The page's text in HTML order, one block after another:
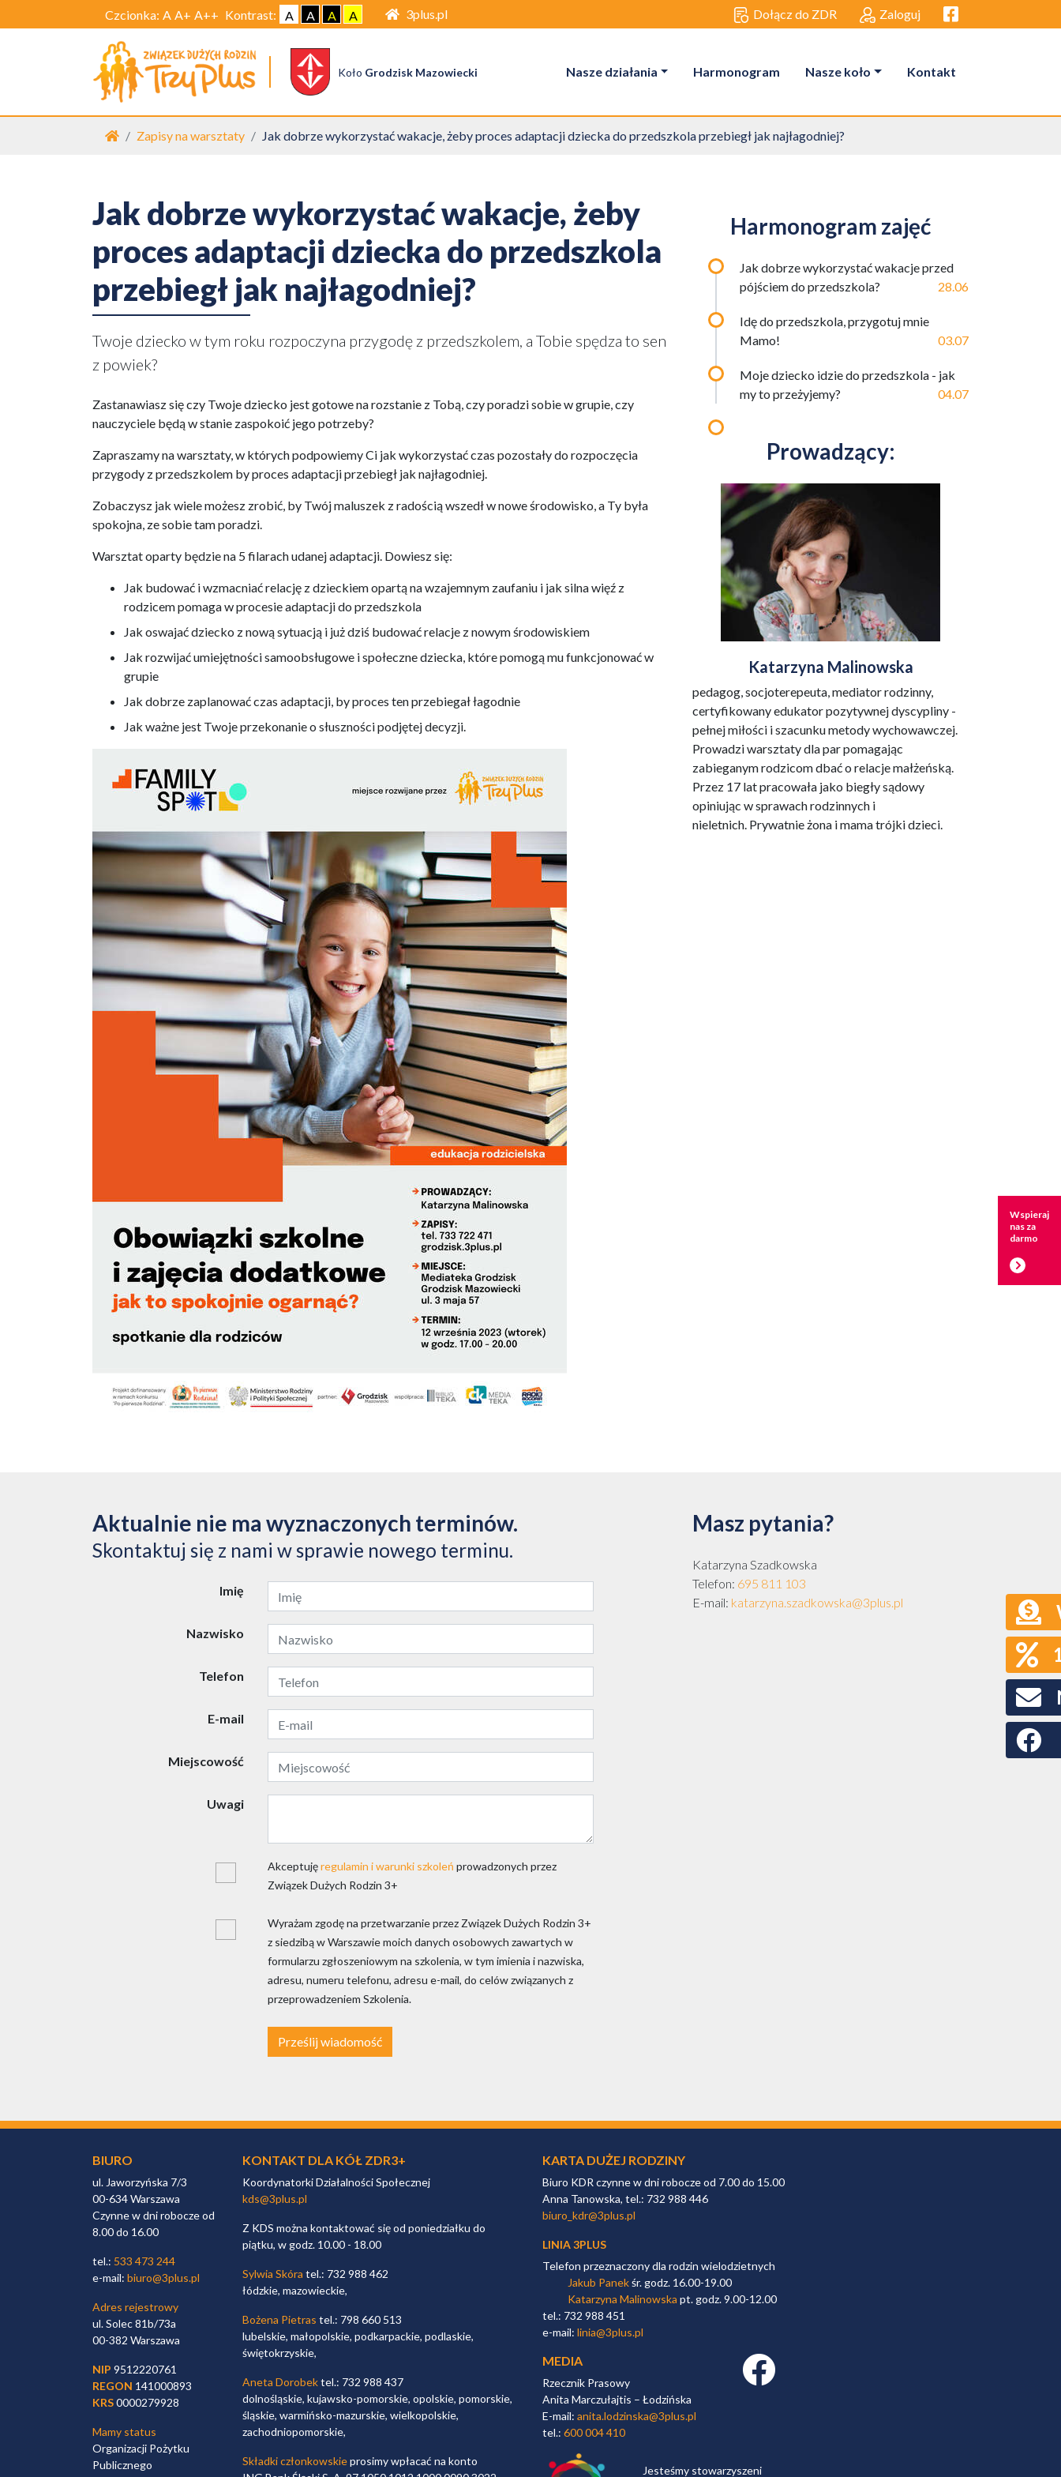
Czcionka: A A+ A++ Kontrast: A A A A 3plus.pl Dołącz do ZDR Zaloguj Facebook link
Koło Grodzisk Mazowiecki Nasze działania Harmonogram Nasze koło Kontakt
Strona główna
Zapisy na warsztaty Jak dobrze wykorzystać wakacje, żeby proces adaptacji dziecka do przedszkola przebiegł jak najłagodniej?
Jak dobrze wykorzystać wakacje, żeby
proces adaptacji dziecka do przedszkola
przebiegł jak najłagodniej?
Twoje dziecko w tym roku rozpoczyna przygodę z przedszkolem, a Tobie spędza to sen
z powiek?
Zastanawiasz się czy Twoje dziecko jest gotowe na rozstanie z Tobą, czy poradzi sobie w grupie, czy
nauczyciele będą w stanie zaspokoić jego potrzeby?
Zapraszamy na warsztaty, w których podpowiemy Ci jak wykorzystać czas pozostały do rozpoczęcia
przygody z przedszkolem by proces adaptacji przebiegł jak najłagodniej.
Zobaczysz jak wiele możesz zrobić, by Twój maluszek z radością wszedł w nowe środowisko, a Ty była
spokojna, ze sobie tam poradzi.
Warsztat oparty będzie na 5 filarach udanej adaptacji. Dowiesz się:
Jak budować i wzmacniać relację z dzieckiem opartą na wzajemnym zaufaniu i jak silna więź z
rodzicem pomaga w procesie adaptacji do przedszkola
Jak oswajać dziecko z nową sytuacją i już dziś budować relacje z nowym środowiskiem
Jak rozwijać umiejętności samoobsługowe i społeczne dziecka, które pomogą mu funkcjonować w
grupie
Jak dobrze zaplanować czas adaptacji, by proces ten przebiegał łagodnie
Jak ważne jest Twoje przekonanie o słuszności podjętej decyzji.
Harmonogram zajęć
Jak dobrze wykorzystać wakacje przed
pójściem do przedszkola?
28.06
Idę do przedszkola, przygotuj mnie
Mamo!
03.07
Moje dziecko idzie do przedszkola - jak
my to przeżyjemy?
04.07
Prowadzący:
Katarzyna Malinowska
pedagog, socjoterepeuta, mediator rodzinny,
certyfikowany edukator pozytywnej dyscypliny -
pełnej miłości i szacunku metody wychowawczej.
Prowadzi warsztaty dla par pomagając
zabieganym rodzicom dbać o relacje małżeńską.
Przez 17 lat pracowała jako biegły sądowy
opiniując w sprawach rodzinnych i
nieletnich. Prywatnie żona i mama trójki dzieci.
Aktualnie nie ma wyznaczonych terminów.
Skontaktuj się z nami w sprawie nowego terminu.
Imię
Nazwisko
Telefon
E-mail
Miejscowość
Uwagi
Akceptujęregulamin i warunki szkoleń prowadzonych przez
Związek Dużych Rodzin 3+
Wyrażam zgodę na przetwarzanie przez Związek Dużych Rodzin 3+
z siedzibą w Warszawie moich danych osobowych zawartych w
formularzu zgłoszeniowym na szkolenia, w tym imienia i nazwiska,
adresu, numeru telefonu, adresu e-mail, do celów związanych z
przeprowadzeniem Szkolenia.
Prześlij wiadomość
Masz pytania?
Katarzyna Szadkowska
Telefon: 695 811 103
E-mail: katarzyna.szadkowska@3plus.pl
BIURO
ul. Jaworzyńska 7/3
00-634 Warszawa
Czynne w dni robocze od
8.00 do 16.00
tel.: 533 473 244
e-mail: biuro@3plus.pl
Adres rejestrowy
ul. Solec 81b/73a
00-382 Warszawa
NIP 9512220761
REGON 141000893
KRS0000279928
Mamy status
Organizacji Pożytku
Publicznego
KONTAKT DLA KÓŁ ZDR3+
Koordynatorki Działalności Społecznej
kds@3plus.pl
Z KDS można kontaktować się od poniedziałku do
piątku, w godz. 10.00 - 18.00
Sylwia Skóra tel.: 732 988 462
łódzkie, mazowieckie,
Bożena Pietras tel.: 798 660 513
lubelskie, małopolskie, podkarpackie, podlaskie,
świętokrzyskie,
Aneta Dorobektel.: 732 988 437
dolnośląskie, kujawsko-pomorskie, opolskie, pomorskie,
śląskie, warmińsko-mazurskie, wielkopolskie,
zachodniopomorskie,
Składki członkowskieprosimy wpłacać na konto
KARTA DUŻEJ RODZINY
Biuro KDR czynne w dni robocze od 7.00 do 15.00
Anna Tanowska, tel.: 732 988 446
biuro_kdr@3plus.pl
LINIA 3PLUS
Telefon przeznaczony dla rodzin wielodzietnych
Jakub Panekśr. godz. 16.00-19.00
Katarzyna Malinowska pt. godz. 9.00-12.00
tel.: 732 988 451
e-mail: linia@3plus.pl
MEDIA
Rzecznik Prasowy
Anita Marczułajtis – Łodzińska
E-mail: anita.lodzinska@3plus.pl
tel.: 600 004 410
Facebook link
Jesteśmy stowarzyszeni
Wspieraj
nas za
darmo